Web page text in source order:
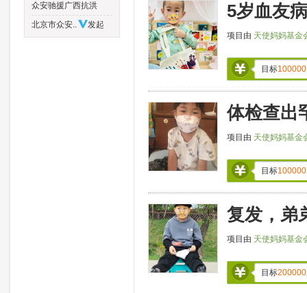
众安驰援广西抗洪
北京市众安..
发起
5岁血友
项目由 天使妈妈基金
目标100000
体检查出
项目由 天使妈妈基金
目标100000
复发，弟
项目由 天使妈妈基金
目标200000